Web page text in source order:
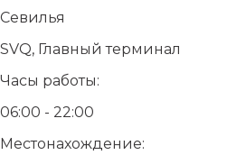
Севилья
SVQ, Главный терминал
Часы работы:
06:00 - 22:00
Местонахождение: